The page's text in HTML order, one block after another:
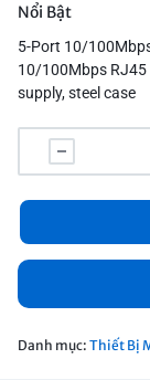
Nổi Bật
5-Port 10/
10/100Mbps RJ45
supply, steel case
Danh mục: Thiết Bị